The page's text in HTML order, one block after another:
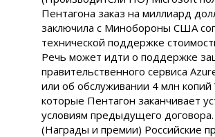
Пентагона заказ на миллиард
заключила с Минобороны США
технической поддержке
Речь может идти о поддержке
правительственного сервиса
или об обслуживании 4 млн копий
которые Пентагон заканчивает
условиям предыдущего
(Награды и премии) Российские